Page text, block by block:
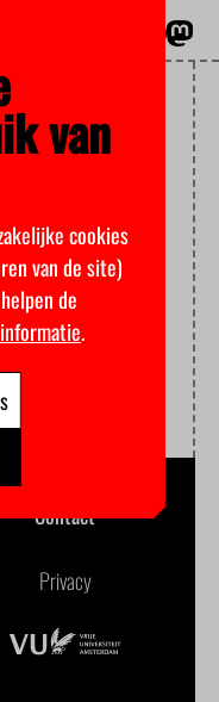
Contact
Privacy
van
cookies
van de site)
de
.